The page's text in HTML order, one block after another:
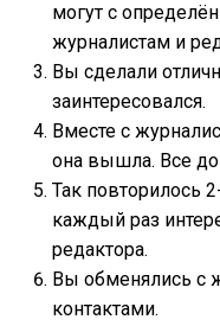
могут с
журналистам и
Вы сделали
заинтересовался.
Вместе с
она вышла. Все
Так повторилось
каждый раз
редактора.
Вы обменялись с
контактами.